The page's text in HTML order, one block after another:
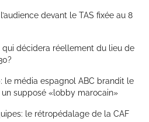
devant le TAS fixée au 8
qui décidera réellement du lieu de
le média espagnol ABC brandit le
supposé «lobby marocain»
le rétropédalage de la CAF